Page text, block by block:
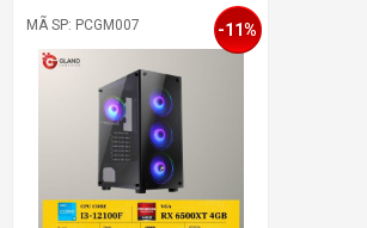
MÃ SP: PCGM007 -11%